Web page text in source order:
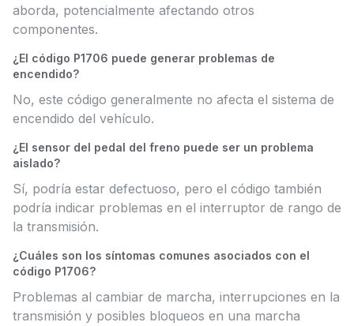
aborda, potencialmente afectando otros
componentes.
¿El código P1706 puede generar problemas de
encendido?
No, este código generalmente no afecta el sistema de
encendido del vehículo.
¿El sensor del pedal del freno puede ser un problema
aislado?
Sí, podría estar defectuoso, pero el código también
podría indicar problemas en el interruptor de rango de
la transmisión.
¿Cuáles son los síntomas comunes asociados con el
código P1706?
Problemas al cambiar de marcha, interrupciones en la
transmisión y posibles bloqueos en una marcha